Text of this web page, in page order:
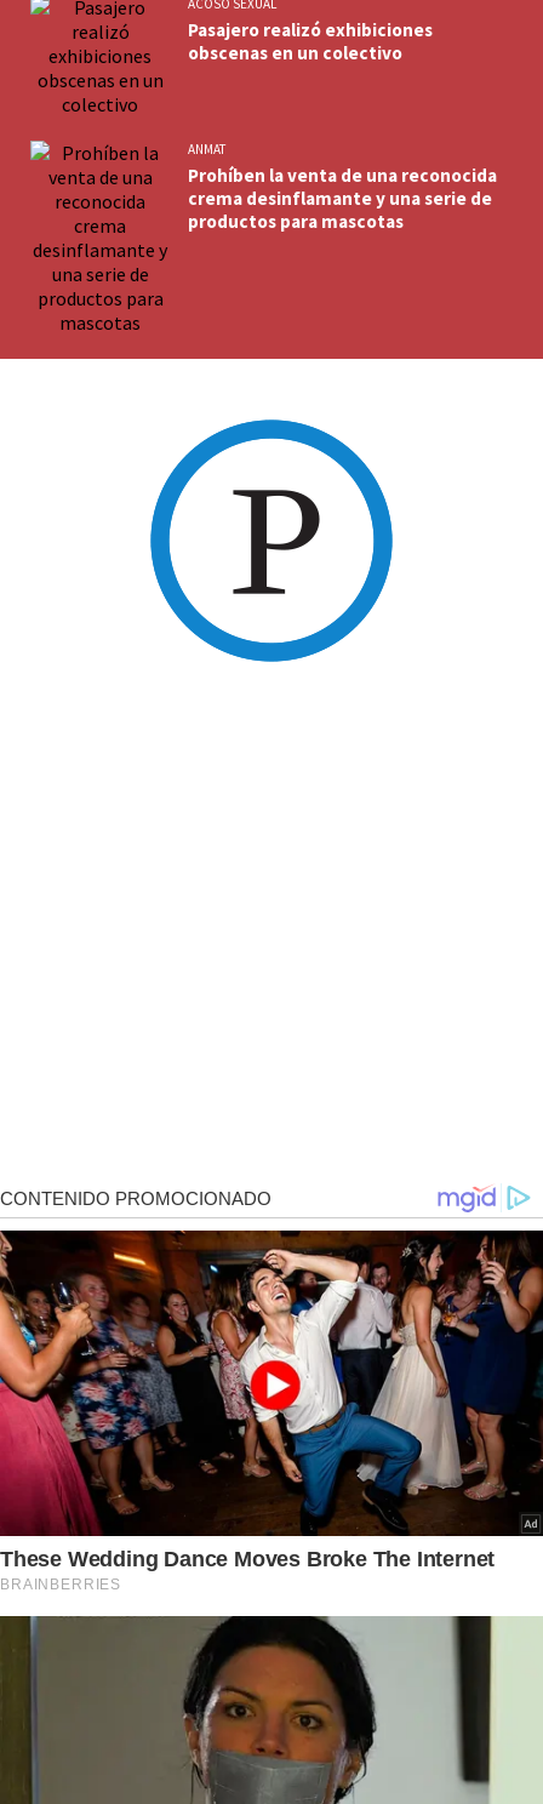
ACOSO SEXUAL
Pasajero realizó exhibiciones
obscenas en un colectivo
ANMAT
Prohíben la venta de una reconocida
crema desinflamante y una serie de
productos para mascotas